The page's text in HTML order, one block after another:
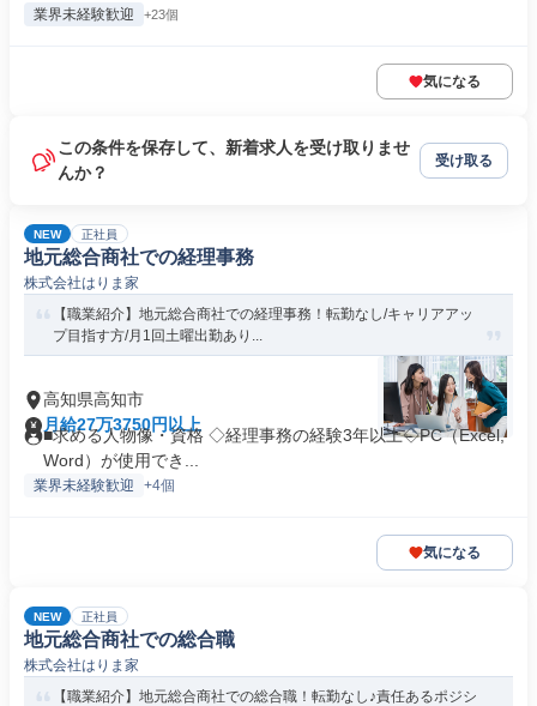
業界未経験歓迎 +23個
気になる
この条件を保存して、新着求人を受け取りませ
んか？
受け取る
NEW 正社員
地元総合商社での経理事務
株式会社はりま家
【職業紹介】地元総合商社での経理事務！転勤なし/キャリアアッ
プ目指す方/月1回土曜出勤あり...
高知県高知市
月給27万3750円以上
■求める人物像・資格 ◇経理事務の経験3年以上◇PC（Excel,
Word）が使用でき...
業界未経験歓迎 +4個
気になる
NEW 正社員
地元総合商社での総合職
株式会社はりま家
【職業紹介】地元総合商社での総合職！転勤なし♪責任あるポジシ